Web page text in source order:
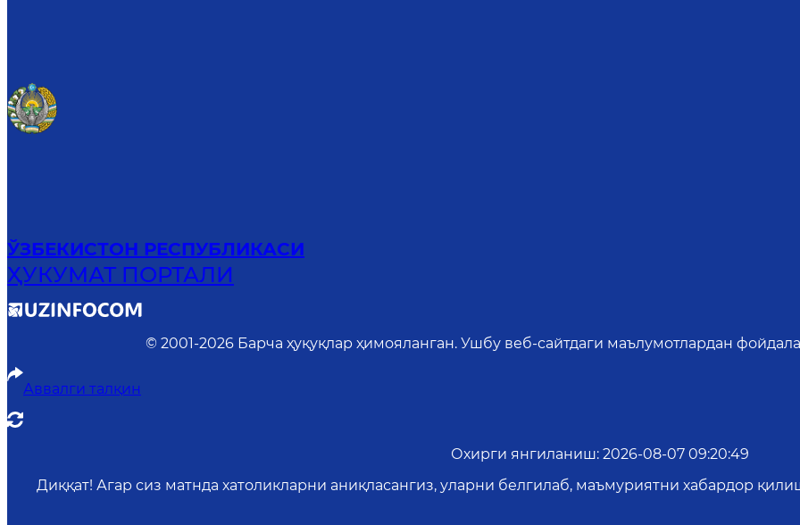
ЎЗБЕКИСТОН РЕСПУБЛИКАСИ
ҲУКУМАТ ПОРТАЛИ
© 2001-2026 Барча ҳуқуқлар ҳимояланган. Ушбу веб-сайтдаги маълумотлардан
Аввалги талқин
Охирги янгиланиш: 2026-08-07 09:20:49
Диққат! Агар сиз матнда хатоликларни аниқласангиз, уларни белгилаб, маъмуриятни хабардор